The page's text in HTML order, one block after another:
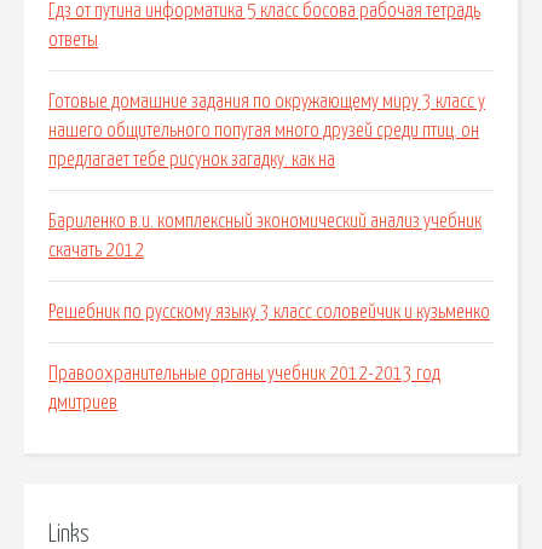
Гдз от путина информатика 5 класс босова рабочая тетрадь
ответы
Готовые домашние задания по окружающему миру 3 класс у
нашего общительного попугая много друзей среди птиц. он
предлагает тебе рисунок загадку. как на
Бариленко в.и. комплексный экономический анализ учебник
скачать 2012
Решебник по русскому языку 3 класс соловейчик и кузьменко
Правоохранительные органы учебник 2012-2013 год
дмитриев
Links